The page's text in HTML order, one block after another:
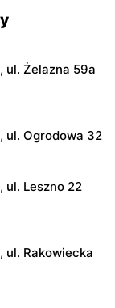
ul. Żelazna 59a
ul. Ogrodowa 32
ul. Leszno 22
ul. Rakowiecka